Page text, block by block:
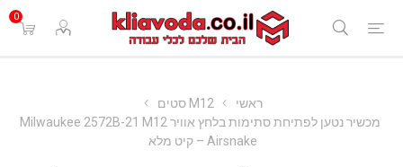
0
ראשי
M12 סטים
מכשיר נטען לפתיחת סתימות בלחץ אוויר Milwaukee 2572B-21 M12
Airsnake – קיט מלא